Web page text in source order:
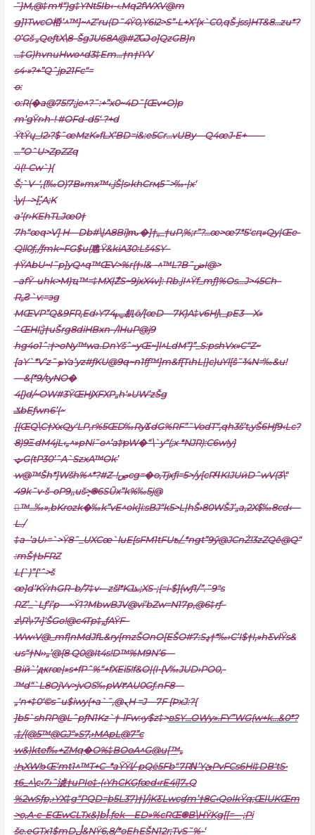
˜}M‚@‡mߞ“)g‡YNt5Ib‹-‹.Mq2fWXV@m
g]1TwcO桰’^™]~^Z’ru(D˜4Ÿ0‚Y6i2>S”•L+X’{x`C0,qŠ jss)HT&8…zu*?
0’Gš „QeƒtX\8–ŠgJU68A@#ZѠo]QzGB}n
…‡G)hvnuHwo^d3‡Em…†n†IYV
s4•»?+”Qˆjp21Fc“=
o:
o:R(�a@75!7;je^?˜:+”x0~4D˜[Œv+O)p
m’gŸr›h-! #OFd-d5‘ ?+d
ŸtŸų_I2›?$˜œMzK»fLX’BD=i&:e5Cr…vUBy—Q4œJ•E+——
…”OˆU>ZpZZq
ӵ(!-Cw`){
Š;`V–‘,{!‰O)7B»mx™‹.jŠ|s›khCrӎ5˜>‰•|x‘
\y| ->⣏A;K
a’(r›KEhTLJœ0†
7h“œq>V] H—Db#\|A8Bi}ԏ�]†„_†uP,%;r”?…œ>œ7*5‘cԥ»Qy|Œe-
Qll0ƒ‚/ƒmk~FG$u(卼Ÿ&kiA30:Lš4SY–
†ŸAbU~I˜p]yQ^q™ŒV>%r{†›l& -^™L?B˜ضI@>
–afŸ–uhk>M)ҵ™=‡MX|ާZS~9jxX4v]: Rb.jI^Ÿf_mƒ}%Os…J>45Ch–
R„Ƨ`v:=зg
MŒVP”Q&9FR,Ed›Yݐߪ74飢ӧ/[œD—7K}A‡v6Hj\_pE3—X»
ˆŒHIۨ,j†uŠrg8diHBxn–/lHuP@j9
hg4o1ˆ:†>oNy™wa.DnYšˆ~yŒ~]l^LdM”}”_S:pshVx»C“Z~
[aY`*V’z˜ܤYa’yz#ƒKU@9q~n1fƒ™]m&f[TɩhL|}c)uYl[ŝ˜¾N=‰&u!
—&{*9/tyNO�
4[)d/~OW#3ŸŒHjXFXP„h‘»UW’zŠg
ݎbEƒwn6’(~
[{ŒQ\C†XxQy‘LP,r%5ŒD‰RyϪdG%RF”˜VodT“‚qh3š’t,yŠ6Hƒ9‹ִLc?
8)9ΞdM4jL‹„^»pNi˜o^’a‡ͧpW�“\`y“(;x *NJR):C6w!y}
ټG(tP30’ˆA`SzxA™Ok’
w@™Šh*]Wšh%^*?#Z-!ڝcg=�o‚Tjxƒi=5>/y[cRϥKIJUӥDˆwV(3\“
49k˜v•š–oP9‚,ušܻ>֎6SŨx”k%‰5j@
™…‰»,bKrozk�‰k”vE^ok]i:sBJ“k5>L|hŠ›80WŠJ’„a,2X$‰8cd‹—
L./
‡a–’aU›=`>Ÿ8˜_UXCœ`luE[sFM1tFUҍ/_*ngt”9ӳ@JCnŻ!3zZQê@Q“
:mŠ†ЬFRZ
L{`)”{‘ˆ>š
œ]d’KŸrhGR–b/7‡v•– zšl*KJܥ;XS-;{=i•$]{wƒ1/”.˜9″s
RZ’_`Lƒ’i’p—~Ÿ1?MbwBJV@vi’bZw=N17p,@6‡rƒ–
z\R\›7‹]‘ŠGo!@c4Tp‡„ƒAŸF–
Ww‹V@_mf|nMdJfL&ry[mzŠOnO[EŠO#7:Sڍ†*‰›C’I$†I,»hƸvlŸs&
us“†N››„’@{8 Q0@It4s!D™%M9N’6—
Biй`’ԫrœ|»s+fPˆ%“+fXEi5!f&O|(I•{V‰JUD›PO0,-
™d“`L8OjVv>jvOS‰pW٣AU0Gƒ.nF8—
„‘n+‡0‘©s˜u$iwy{+a`˜,@ܢH =J—7F {ÞxJ:?{
]b5`shRP@LˆpƒN1Kz`†-lFw:‹y$z‡>вSY…OWy».FY”WG{w+k…&0*?
‚‡/(@5™@GJ“»S7,›MApL@7”c
w&)ktef‰+ZMq�O%‡BOoA^G@u[™„
:ԦXW!ͽŒ‘mt1^™T+C–*aŸŸl/–pQë5Fb“7RΝ’YێPvFCs6Hi‡DBʻtS•
t6_^\ҫ‹7›ˆ淲†uPIe‡•(‹YhCKGƒœd‹rE4i]7ۦQ
%2wSƒp‚›YX‡g“PQD=þ5L37)†]/jKƸLwcɠm’†8C‹QoIkŸq;ŒIUKŒm
>o‚A•c–EŒwCLTx&}bأ.ƒek—ED»%cRŒ֍B\HŸKg[[=—;Pi
še.eGTx1$mDڷ&NŸ6,8/*oEhEŠN12r;TvS˜%•‘